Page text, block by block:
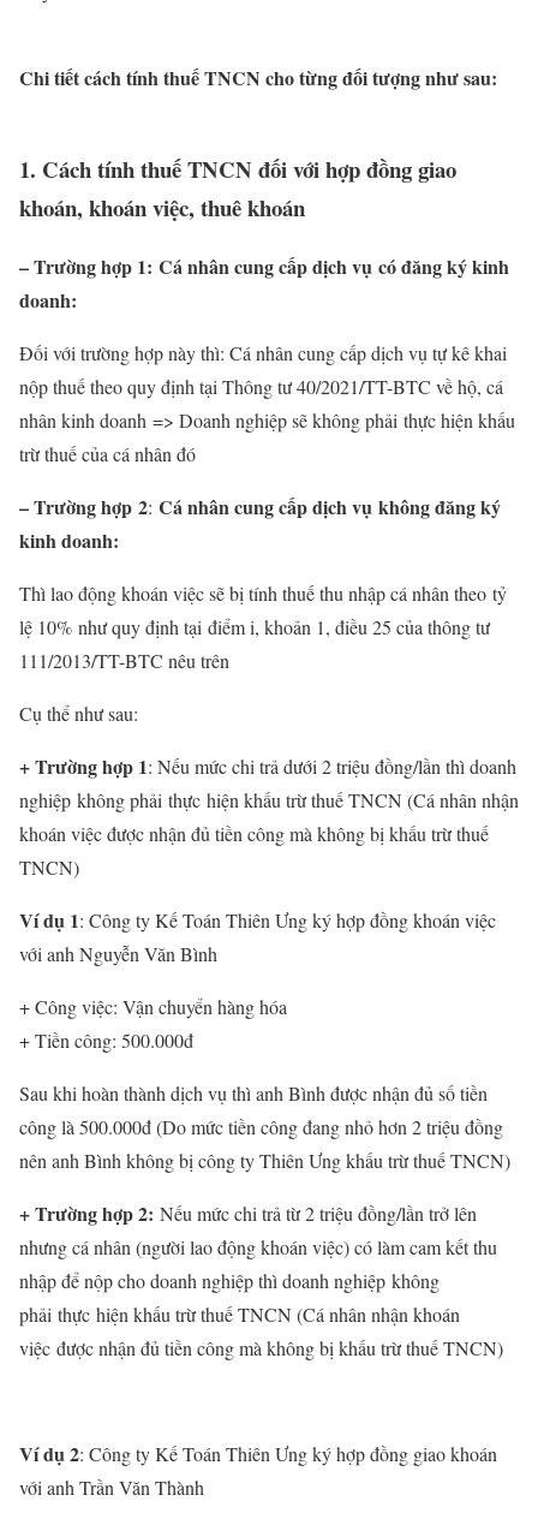
Chi tiết cách tính thuế TNCN cho từng đối tượng như sau:
1. Cách tính thuế TNCN đối với hợp đồng giao
khoán, khoán việc, thuê khoán
– Trường hợp 1: Cá nhân cung cấp dịch vụ cóđăng ký kinh
doanh:
Đối với trường hợp này thì: Cá nhân cung cấp dịch vụ tự kê khai
nộp thuế theo quy định tại Thông tư 40/2021/TT-BTC về hộ, cá
nhân kinh doanh => Doanh nghiệp sẽ không phải thực hiện khấu
trừ thuế của cá nhân đó
– Trường hợp 2: Cá nhân cung cấp dịch vụ khôngđăng ký
kinh doanh:
Thì lao động khoán việc sẽ bị tính thuế thu nhập cá nhân theo tỷ
lệ 10% như quy định tại điểm i, khoản 1, điều 25 của thông tư
111/2013/TT-BTC nêu trên
Cụ thể như sau:
+ Trường hợp 1: Nếu mức chi trả dưới 2 triệu đồng/lần thì doanh
nghiệp không phải thực hiện khấu trừ thuế TNCN (Cá nhân nhận
khoán việc được nhận đủ tiền công mà không bị khấu trừ thuế
TNCN)
Ví dụ 1: Công ty Kế Toán Thiên Ưng ký hợp đồng khoán việc
với anh Nguyễn Văn Bình
+ Công việc: Vận chuyển hàng hóa
+ Tiền công: 500.000đ
Sau khi hoàn thành dịch vụ thì anh Bình được nhận đủ số tiền
công là 500.000đ (Do mức tiền công đang nhỏ hơn 2 triệu đồng
nên anh Bình không bị công ty Thiên Ưng khấu trừ thuế TNCN)
+ Trường hợp 2: Nếu mức chi trả từ 2 triệu đồng/lần trở lên
nhưng cá nhân (người lao động khoán việc) có làm cam kết thu
nhập để nộp cho doanh nghiệp thì doanh nghiệp không
phải thực hiện khấu trừ thuế TNCN (Cá nhân nhận khoán
việc được nhận đủ tiền công mà không bị khấu trừ thuế TNCN)
Ví dụ 2: Công ty Kế Toán Thiên Ưng ký hợp đồng giao khoán
với anh Trần Văn Thành